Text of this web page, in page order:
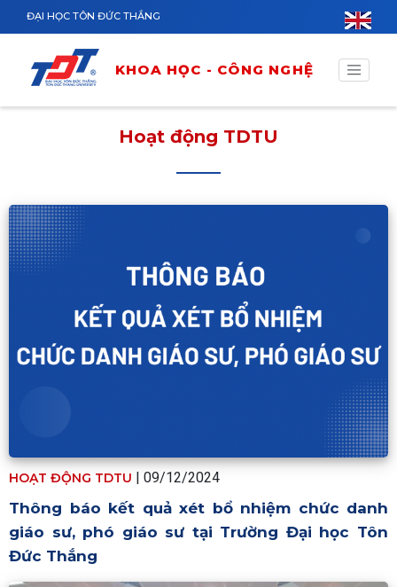
Nhảy đến nội dung
ĐẠI HỌC TÔN ĐỨC THẮNG
KHOA HỌC - CÔNG NGHỆ
Hoạt động TDTU
HOẠT ĐỘNG TDTU | 09/12/2024
Thông báo kết quả xét bổ nhiệm chức danh
giáo sư, phó giáo sư tại Trường Đại học Tôn
Đức Thắng